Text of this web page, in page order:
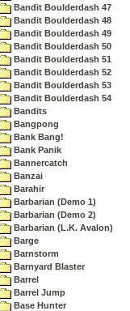
Bandit Boulderdash 47
Bandit Boulderdash 48
Bandit Boulderdash 49
Bandit Boulderdash 50
Bandit Boulderdash 51
Bandit Boulderdash 52
Bandit Boulderdash 53
Bandit Boulderdash 54
Bandits
Bangpong
Bank Bang!
Bank Panik
Bannercatch
Banzai
Barahir
Barbarian (Demo 1)
Barbarian (Demo 2)
Barbarian (L.K. Avalon)
Barge
Barnstorm
Barnyard Blaster
Barrel
Barrel Jump
Base Hunter